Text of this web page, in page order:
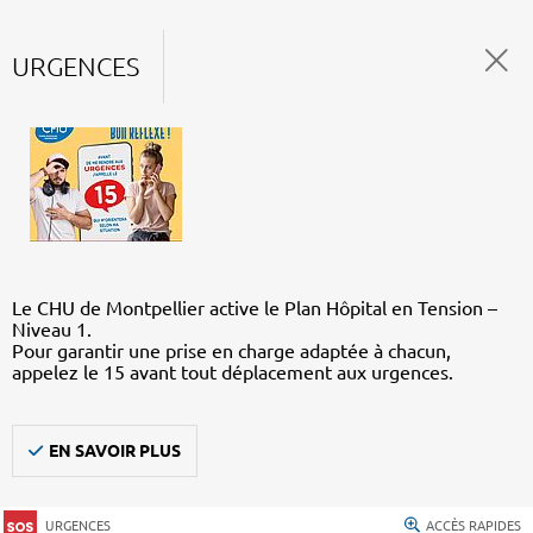
URGENCES
Le CHU de Montpellier active le Plan Hôpital en Tension –
Niveau 1.
Pour garantir une prise en charge adaptée à chacun,
appelez le 15 avant tout déplacement aux urgences.
EN SAVOIR PLUS
URGENCES ACCÈS RAPIDES